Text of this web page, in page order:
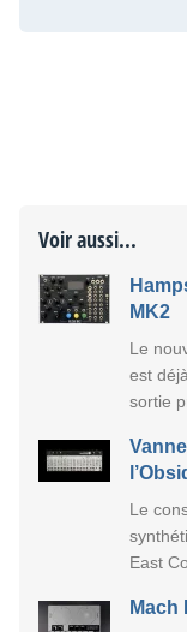
Voir aussi...
MK2
Le
est
sortie
Le
East
Mach